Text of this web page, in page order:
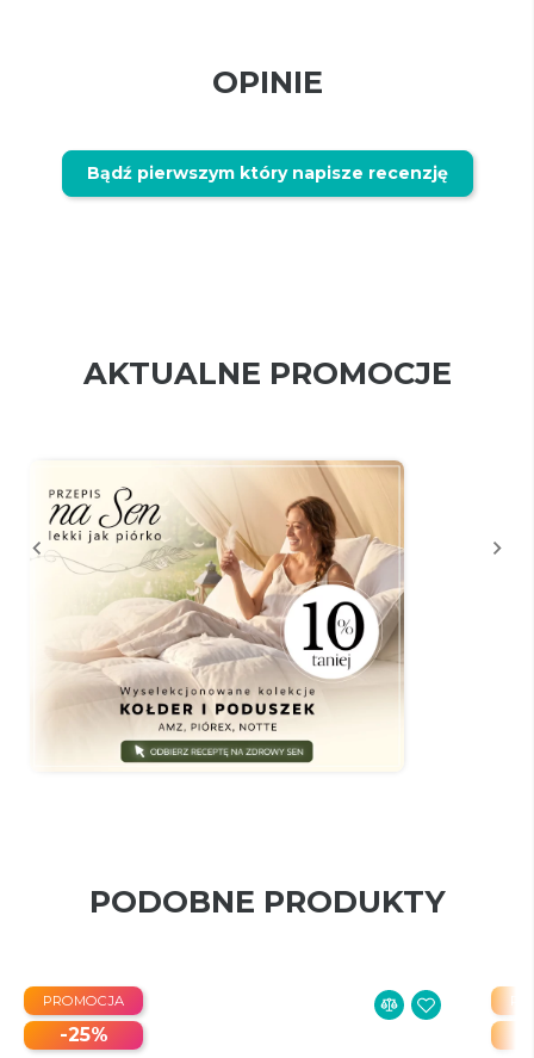
OPINIE
Bądź pierwszym który napisze recenzję
AKTUALNE PROMOCJE
PODOBNE PRODUKTY
PROMOCJA
-25%